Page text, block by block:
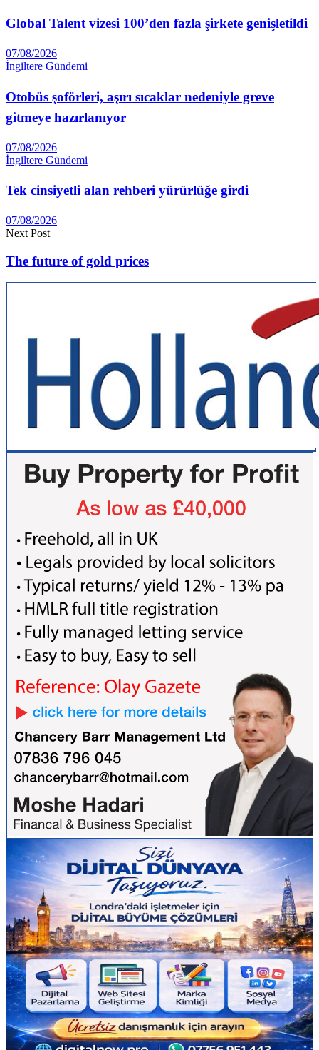
Global Talent vizesi 100’den fazla şirkete genişletildi
07/08/2026
İngiltere Gündemi
Otobüs şoförleri, aşırı sıcaklar nedeniyle greve
gitmeye hazırlanıyor
07/08/2026
İngiltere Gündemi
Tek cinsiyetli alan rehberi yürürlüğe girdi
07/08/2026
Next Post
The future of gold prices